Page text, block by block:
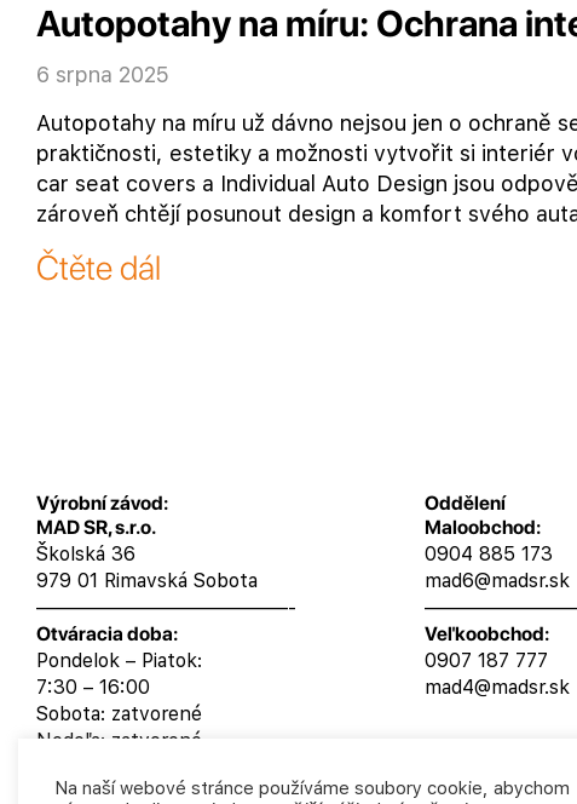
Autopotahy na míru: Ochrana
6 srpna 2025
Autopotahy na míru už dávno nejsou jen o ochraně
praktičnosti, estetiky a možnosti vytvořit si interiér
car seat covers a Individual Auto Design jsou
zároveň chtějí posunout design a komfort svého
Čtěte dál
Výrobní závod:
MAD SR, s.r.o.
Školská 36
979 01 Rimavská Sobota
—————————————-
Otváracia doba:
Pondelok – Piatok:
7:30 – 16:00
Sobota: zatvorené
Nedeľa: zatvorené
Oddělení
Maloobchod:
0904 885 173
mad6@madsr.sk
Veľkoobchod:
0907 187 777
mad4@madsr.sk
Na naší webové stránce používáme soubory cookie, abychom